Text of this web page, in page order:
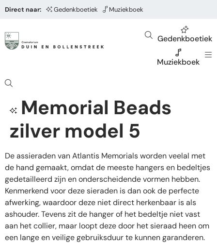
Direct naar: Gedenkboetiek Muziekboek
Gedenkboetiek
Muziekboek
Memorial Beads
zilver model 5
De assieraden van Atlantis Memorials worden veelal met
de hand gemaakt, omdat de meeste hangers en bedeltjes
gedetailleerd zijn en onderscheidende vormen hebben.
Kenmerkend voor deze sieraden is dan ook de perfecte
afwerking, waardoor deze niet direct herkenbaar is als
ashouder. Tevens zit de hanger of het bedeltje niet vast
aan het collier, maar loopt deze door het sieraad heen om
een lange en veilige gebruiksduur te kunnen garanderen.